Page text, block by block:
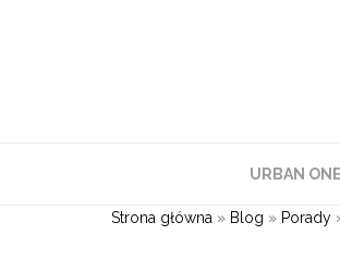
URBAN ONE
Strona główna » Blog » Porady